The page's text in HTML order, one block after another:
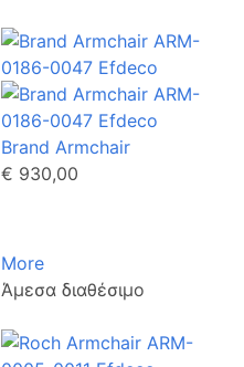
Brand Armchair
€ 930,00
More
Άμεσα διαθέσιμο